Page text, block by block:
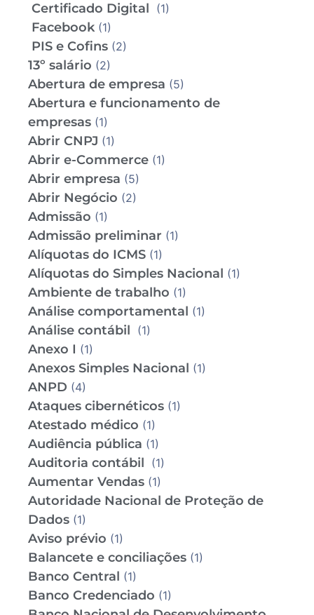
Certificado Digital (1)
Facebook(1)
PIS e Cofins (2)
13º salário (2)
Abertura de empresa (5)
Abertura e funcionamento de
empresas (1)
Abrir CNPJ (1)
Abrir e-Commerce (1)
Abrir empresa (5)
Abrir Negócio (2)
Admissão (1)
Admissão preliminar (1)
Alíquotas do ICMS (1)
Alíquotas do Simples Nacional (1)
Ambiente de trabalho (1)
Análise comportamental (1)
Análise contábil (1)
Anexo I (1)
Anexos Simples Nacional (1)
ANPD (4)
Ataques cibernéticos (1)
Atestado médico (1)
Audiência pública (1)
Auditoria contábil (1)
Aumentar Vendas (1)
Autoridade Nacional de Proteção de
Dados (1)
Aviso prévio (1)
Balancete e conciliações (1)
Banco Central (1)
Banco Credenciado (1)